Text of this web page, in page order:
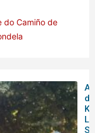
do Camiño de